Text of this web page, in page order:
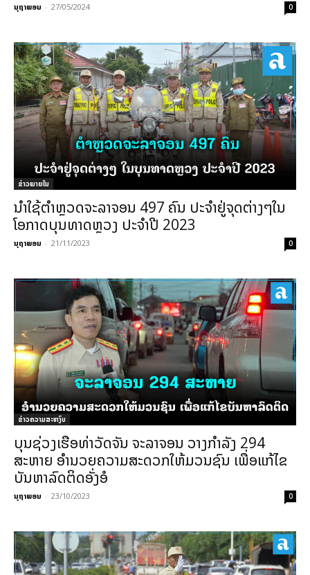
ນຸຖາພອນ - 27/05/2024 0
ຂ່າວພາຍ​ໃນ
ນຳໃຊ້ຕຳຫຼວດຈະລາຈອນ 497 ຄົນ ປະຈໍາຢູ່ຈຸດຕ່າງໆໃນ
ໂອກາດບຸນທາດຫຼວງ ປະຈໍາປີ 2023
ນຸຖາພອນ - 21/11/2023 0
ຂ່າວຄວາມສະຫງົບ
ບຸນຊ່ວງເຮືອທ່າວັດຈັນ ຈະລາຈອນ ວາງກຳລັງ 294
ສະຫາຍ ອໍານວຍຄວາມສະດວກໃຫ້ມວນຊົນ ເພື່ອແກ້ໄຂ
ບັນຫາລົດຕິດອັ່ງອໍ
ນຸຖາພອນ - 23/10/2023 0